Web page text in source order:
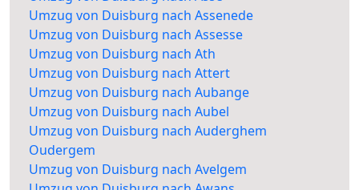
Umzug von Duisburg nach Assenede
Umzug von Duisburg nach Assesse
Umzug von Duisburg nach Ath
Umzug von Duisburg nach Attert
Umzug von Duisburg nach Aubange
Umzug von Duisburg nach Aubel
Umzug von Duisburg nach Auderghem
Oudergem
Umzug von Duisburg nach Avelgem